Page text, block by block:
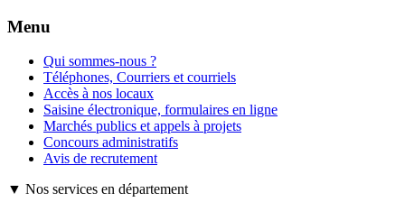
Menu
Qui sommes-nous ?
Téléphones, Courriers et courriels
Accès à nos locaux
Saisine électronique, formulaires en ligne
Marchés publics et appels à projets
Concours administratifs
Avis de recrutement
▼ Nos services en département